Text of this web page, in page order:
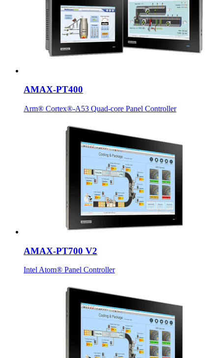
AMAX-PT400
Arm® Cortex®-A53 Quad-core Panel Controller
AMAX-PT700 V2
Intel Atom® Panel Controller